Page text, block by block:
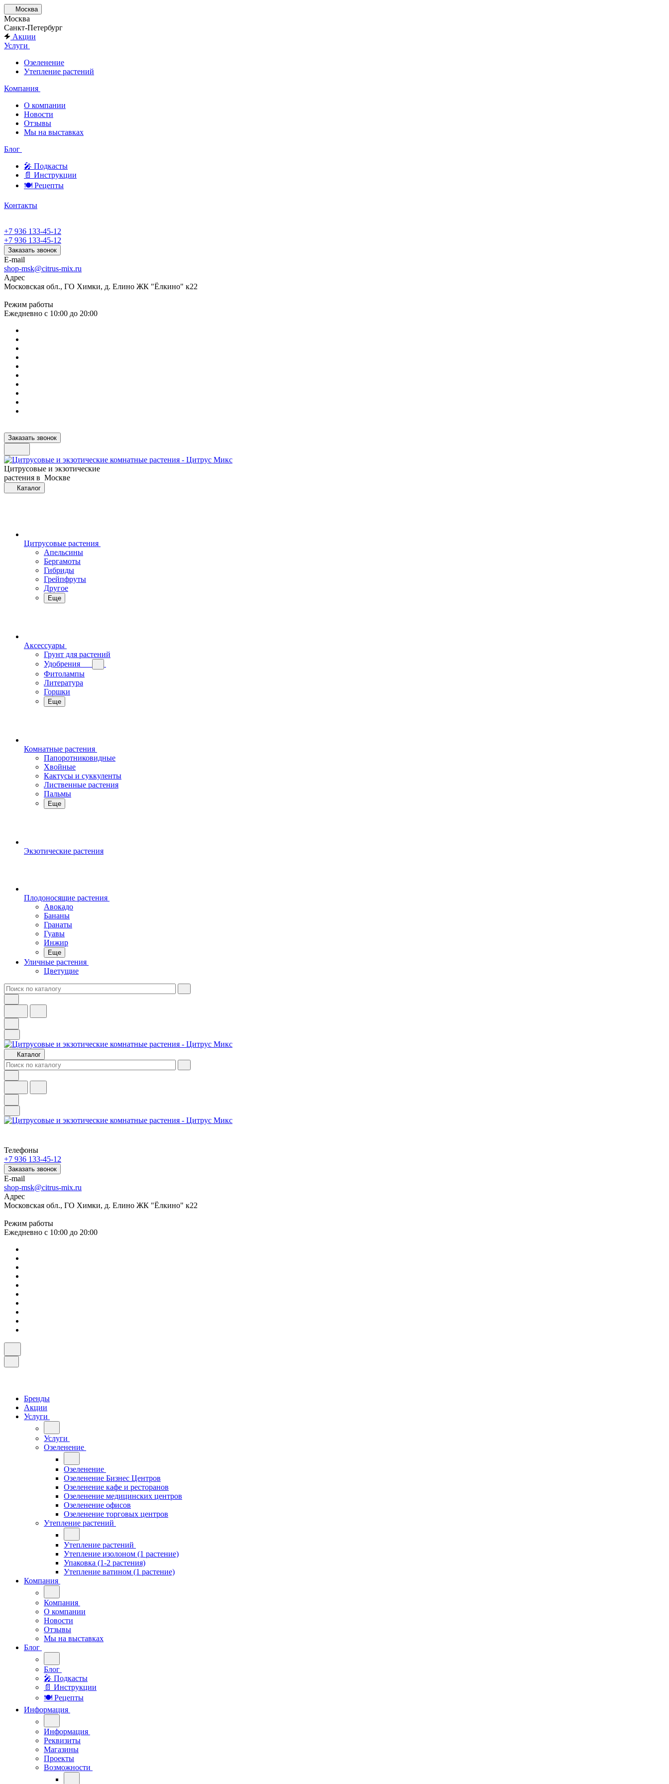
Москва
Москва
Санкт-Петербург
Акции
Услуги
Озеленение
Утепление растений
Компания
О компании
Новости
Отзывы
Мы на выставках
Блог
🎤︎︎ Подкасты
📄 Инструкции
🍽 Рецепты
Контакты
+7 936 133-45-12
+7 936 133-45-12
Заказать звонок
E-mail
shop-msk@citrus-mix.ru
Адрес
Московская обл., ГО Химки, д. Елино ЖК "Ёлкино" к22
Режим работы
Ежедневно с 10:00 до 20:00
Заказать звонок
Цитрусовые и экзотические
растения в Москве
Каталог
Цитрусовые растения
Апельсины
Бергамоты
Гибриды
Грейпфруты
Другое
Еще
Аксессуары
Грунт для растений
Удобрения
Фитолампы
Литература
Горшки
Еще
Комнатные растения
Папоротниковидные
Хвойные
Кактусы и суккуленты
Лиственные растения
Пальмы
Еще
Экзотические растения
Плодоносящие растения
Авокадо
Бананы
Гранаты
Гуавы
Инжир
Еще
Уличные растения
Цветущие
Каталог
Телефоны
+7 936 133-45-12
Заказать звонок
E-mail
shop-msk@citrus-mix.ru
Адрес
Московская обл., ГО Химки, д. Елино ЖК "Ёлкино" к22
Режим работы
Ежедневно с 10:00 до 20:00
Бренды
Акции
Услуги
Услуги
Озеленение
Озеленение
Озеленение Бизнес Центров
Озеленение кафе и ресторанов
Озеленение медицинских центров
Озеленение офисов
Озеленение торговых центров
Утепление растений
Утепление растений
Утепление изолоном (1 растение)
Упаковка (1-2 растения)
Утепление ватином (1 растение)
Компания
Компания
О компании
Новости
Отзывы
Мы на выставках
Блог
Блог
🎤︎︎ Подкасты
📄 Инструкции
🍽 Рецепты
Информация
Информация
Реквизиты
Магазины
Проекты
Возможности